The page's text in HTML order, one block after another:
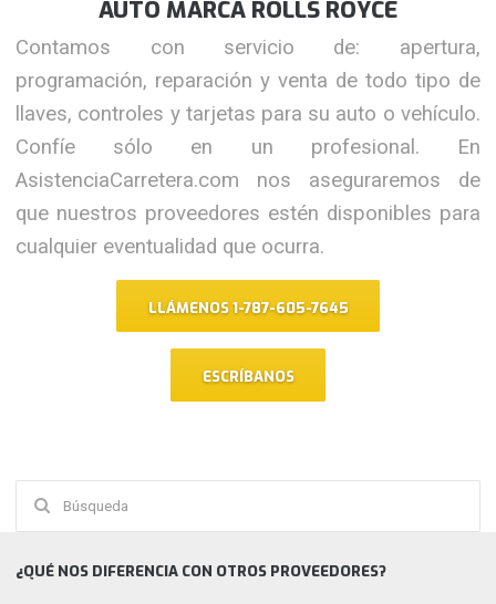
AUTO MARCA ROLLS ROYCE
Contamos con servicio de: apertura,
programación, reparación y venta de todo tipo de
llaves, controles y tarjetas para su auto o vehículo.
Confíe sólo en un profesional. En
AsistenciaCarretera.com nos aseguraremos de
que nuestros proveedores estén disponibles para
cualquier eventualidad que ocurra.
LLÁMENOS 1-787-605-7645
ESCRÍBANOS
¿QUÉ NOS DIFERENCIA CON OTROS PROVEEDORES?